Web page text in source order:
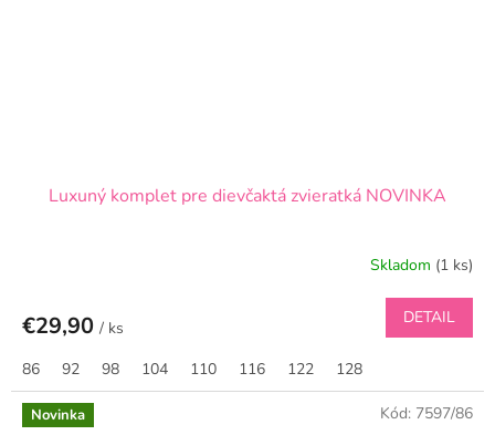
Luxuný komplet pre dievčaktá zvieratká NOVINKA
Skladom (1 ks)
€29,90 / ks
DETAIL
86 92 98 104 110 116 122 128
Novinka Kód: 7597/86